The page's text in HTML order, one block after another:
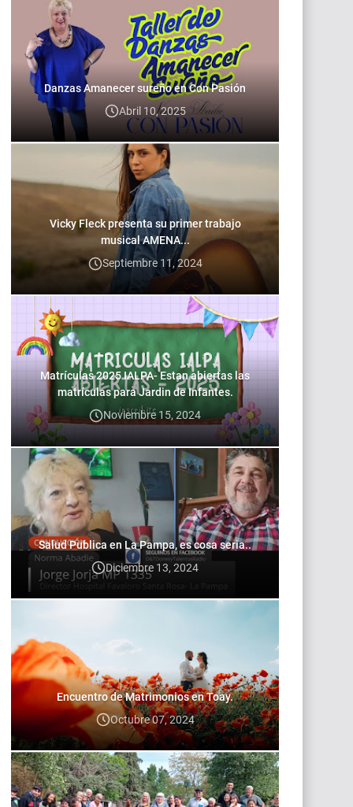
Danzas Amanecer sureño en Con Pasión
Abril 10, 2025
Vicky Fleck presenta su primer trabajo
musical AMENA...
Septiembre 11, 2024
Matrículas 2025 IALPA- Estan abiertas las
matrículas para Jardin de Infantes.
Noviembre 15, 2024
Salud Publica en La Pampa, es cosa seria..
Diciembre 13, 2024
Encuentro de Matrimonios en Toay.
Octubre 07, 2024